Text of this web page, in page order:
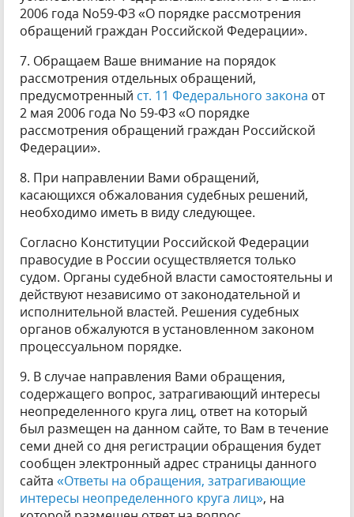
2006 года No59-ФЗ «О порядке рассмотрения
обращений граждан Российской Федерации».
7. Обращаем Ваше внимание на порядок
рассмотрения отдельных обращений,
предусмотренный ст. 11 Федерального закона от
2 мая 2006 года No 59-ФЗ «О порядке
рассмотрения обращений граждан Российской
Федерации».
8. При направлении Вами обращений,
касающихся обжалования судебных решений,
необходимо иметь в виду следующее.
Согласно Конституции Российской Федерации
правосудие в России осуществляется только
судом. Органы судебной власти самостоятельны и
действуют независимо от законодательной и
исполнительной властей. Решения судебных
органов обжалуются в установленном законом
процессуальном порядке.
9. В случае направления Вами обращения,
содержащего вопрос, затрагивающий интересы
неопределенного круга лиц, ответ на который
был размещен на данном сайте, то Вам в течение
семи дней со дня регистрации обращения будет
сообщен электронный адрес страницы данного
сайта «Ответы на обращения, затрагивающие
интересы неопределенного круга лиц», на